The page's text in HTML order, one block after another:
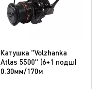
Катушка "Volzhanka
Atlas 5500" (6+1 подш)
0.30мм/170м